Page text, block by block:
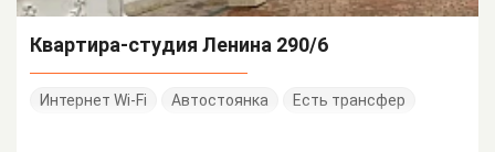
Квартира-студия Ленина 290/6
Интернет Wi-Fi Автостоянка Есть трансфер